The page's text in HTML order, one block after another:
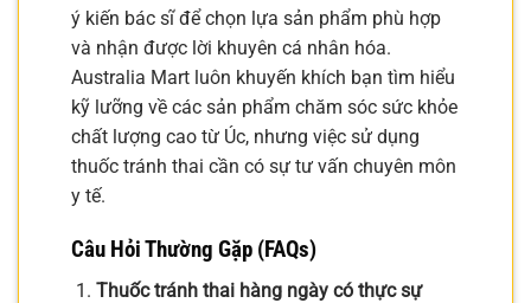
ý kiến bác sĩ để chọn lựa sản phẩm phù hợp
và nhận được lời khuyên cá nhân hóa.
Australia Mart luôn khuyến khích bạn tìm hiểu
kỹ lưỡng về các sản phẩm chăm sóc sức khỏe
chất lượng cao từ Úc, nhưng việc sử dụng
thuốc tránh thai cần có sự tư vấn chuyên môn
y tế.
Câu Hỏi Thường Gặp (FAQs)
Thuốc tránh thai hàng ngày có thực sự